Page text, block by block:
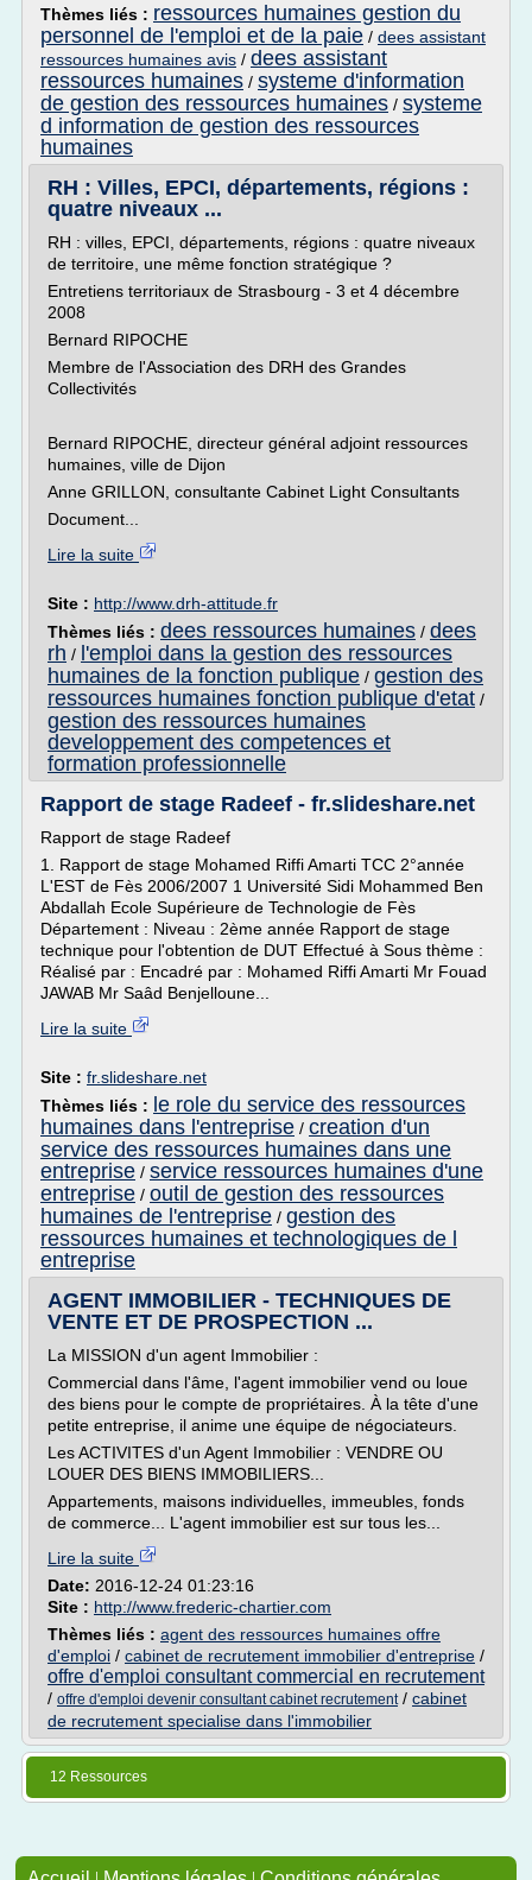
Thèmes liés : ressources humaines gestion du
personnel de l'emploi et de la paie / dees assistant
ressources humaines avis / dees assistant
ressources humaines / systeme d'information
de gestion des ressources humaines / systeme
d information de gestion des ressources
humaines
RH : Villes, EPCI, départements, régions :
quatre niveaux ...
RH : villes, EPCI, départements, régions : quatre niveaux
de territoire, une même fonction stratégique ?
Entretiens territoriaux de Strasbourg - 3 et 4 décembre
2008
Bernard RIPOCHE
Membre de l'Association des DRH des Grandes
Collectivités
Bernard RIPOCHE, directeur général adjoint ressources
humaines, ville de Dijon
Anne GRILLON, consultante Cabinet Light Consultants
Document...
Lire la suite
Site : http://www.drh-attitude.fr
Thèmes liés : dees ressources humaines / dees
rh / l'emploi dans la gestion des ressources
humaines de la fonction publique / gestion des
ressources humaines fonction publique d'etat /
gestion des ressources humaines
developpement des competences et
formation professionnelle
Rapport de stage Radeef - fr.slideshare.net
Rapport de stage Radeef
1. Rapport de stage Mohamed Riffi Amarti TCC 2°année
L'EST de Fès 2006/2007 1 Université Sidi Mohammed Ben
Abdallah Ecole Supérieure de Technologie de Fès
Département : Niveau : 2ème année Rapport de stage
technique pour l'obtention de DUT Effectué à Sous thème :
Réalisé par : Encadré par : Mohamed Riffi Amarti Mr Fouad
JAWAB Mr Saâd Benjelloune...
Lire la suite
Site : fr.slideshare.net
Thèmes liés : le role du service des ressources
humaines dans l'entreprise / creation d'un
service des ressources humaines dans une
entreprise / service ressources humaines d'une
entreprise / outil de gestion des ressources
humaines de l'entreprise / gestion des
ressources humaines et technologiques de l
entreprise
AGENT IMMOBILIER - TECHNIQUES DE
VENTE ET DE PROSPECTION ...
La MISSION d'un agent Immobilier :
Commercial dans l'âme, l'agent immobilier vend ou loue
des biens pour le compte de propriétaires. À la tête d'une
petite entreprise, il anime une équipe de négociateurs.
Les ACTIVITES d'un Agent Immobilier : VENDRE OU
LOUER DES BIENS IMMOBILIERS...
Appartements, maisons individuelles, immeubles, fonds
de commerce... L'agent immobilier est sur tous les...
Lire la suite
Date: 2016-12-24 01:23:16
Site : http://www.frederic-chartier.com
Thèmes liés : agent des ressources humaines offre
d'emploi / cabinet de recrutement immobilier d'entreprise /
offre d'emploi consultant commercial en recrutement
/ offre d'emploi devenir consultant cabinet recrutement/ cabinet
de recrutement specialise dans l'immobilier
12 Ressources